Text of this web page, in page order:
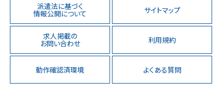
派遣法に基づく
情報公開について サイトマップ
求人掲載の
お問い合わせ 利用規約
動作確認済環境 よくある質問